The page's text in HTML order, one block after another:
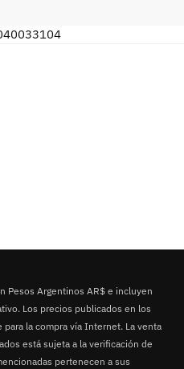
Pesos Argentinos AR$ e incluyen
Los precios publicados en los
la compra vía Internet. La venta
está sujeta a la verificación de
pertenecen a sus